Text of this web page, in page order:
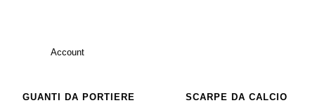
Account
GUANTI DA PORTIERE SCARPE DA CALCIO